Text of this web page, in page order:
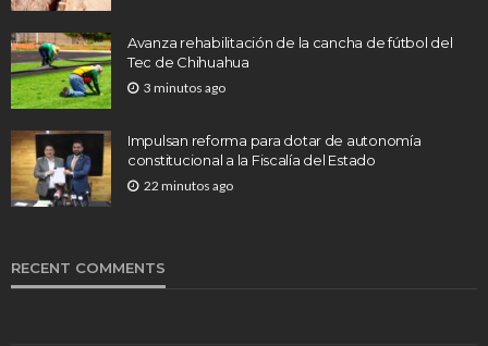
Avanza rehabilitación de la cancha de fútbol del
Tec de Chihuahua
3 minutos ago
Impulsan reforma para dotar de autonomía
constitucional a la Fiscalía del Estado
22 minutos ago
RECENT COMMENTS